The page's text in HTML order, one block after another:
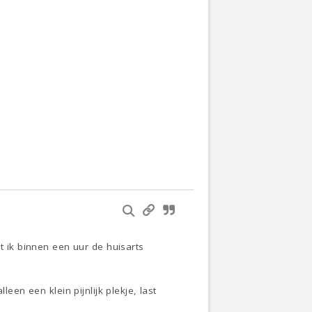
ik binnen een uur de huisarts
een klein pijnlijk plekje, last